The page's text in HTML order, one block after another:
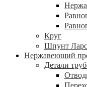
Круг
Шпунт
Нержавеющий
Детали